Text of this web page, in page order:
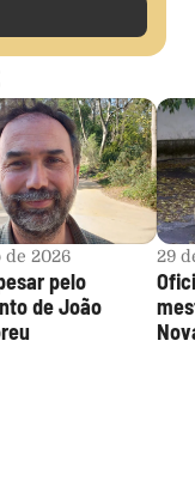
de 2026
pelo
de João
29